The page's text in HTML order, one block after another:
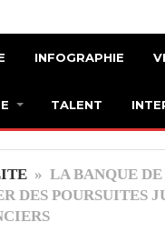
INFOGRAPHIE
TALENT
» LA BANQUE
DES POURSUITES